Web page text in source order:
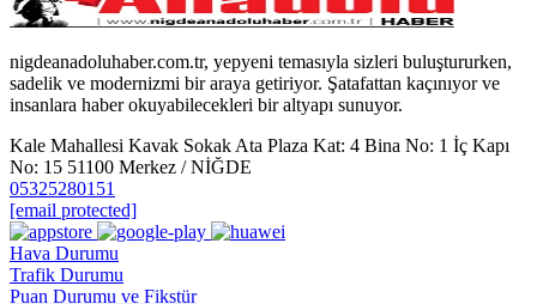
nigdeanadoluhaber.com.tr, yepyeni temasıyla sizleri buluştururken,
sadelik ve modernizmi bir araya getiriyor. Şatafattan kaçınıyor ve
insanlara haber okuyabilecekleri bir altyapı sunuyor.
Kale Mahallesi Kavak Sokak Ata Plaza Kat: 4 Bina No: 1 İç Kapı
No: 15 51100 Merkez / NİĞDE
05325280151
[email protected]
Hava Durumu
Trafik Durumu
Puan Durumu ve Fikstür